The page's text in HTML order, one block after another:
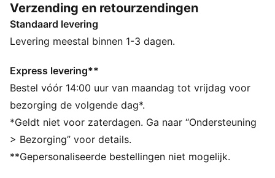
ALLE INS EN OUTS
Gemaakt van 100% gerecycled materiaal, exclusief
biezen en decoraties
beschermen tegen de wind en je comfortabel te
houden tijdens het sporten
DETAILS
Relaxte pasvorm
Geweven stof in effenbinding
Normale lengte
Middelhoge taille
Verzending en retourzendingen
Standaard levering
Levering meestal binnen 1-3 dagen.
Express levering**
Bestel vóór 14:00 uur van maandag tot vrijdag voor
bezorging de volgende dag*.
*Geldt niet voor zaterdagen. Ga naar “Ondersteuning
> Bezorging” voor details.
**Gepersonaliseerde bestellingen niet mogelijk.